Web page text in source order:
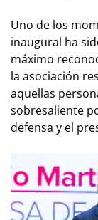
Uno de los
inaugural ha
máximo
la asociación
aquellas
sobresaliente
defensa y el